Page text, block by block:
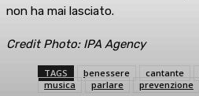
non ha mai lasciato.
Credit Photo: IPA Agency
TAGS benessere cantante
musica
parlare prevenzione